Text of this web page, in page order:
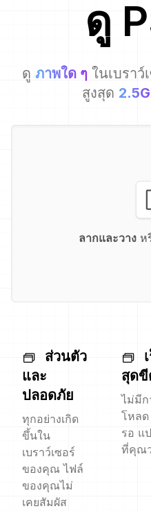
ดู
ดู ภาพใด ๆ ในเบรา
สูงสุด
ลากและวางห
ส่วนตัว
และ
ปลอดภัย
ทุกอย่างเกิด
ขึ้นใน
เบราว์เซอร์
ของคุณ ไฟล์
ของคุณไม่
เคยสัมผัส
สุด
ไม่มีก
โหลด
รอ แ
ที่คุณ